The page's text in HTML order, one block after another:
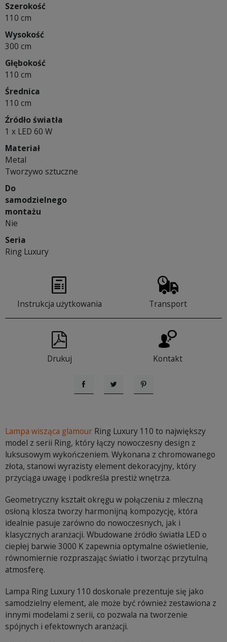
Szerokość
110 cm
Wysokość
300 cm
Głębokość
110 cm
Średnica
110 cm
Źródło światła
1 x LED 60 W
Materiał
Metal
Tworzywo sztuczne
Do
samodzielnego
montażu
Nie
Seria
Ring Luxury
Instrukcja użytkowania Transport
Drukuj Kontakt
UdostępnijTweetujPinterest
Lampa wisząca glamour Ring Luxury 110 to największy
model z serii Ring, który łączy nowoczesny design z
luksusowym wykończeniem. Wykonana z chromowanego
złota, stanowi wyrazisty element dekoracyjny, który
przyciąga uwagę i podkreśla prestiż wnętrza.
Geometryczny kształt okręgu w połączeniu z mleczną
osłoną klosza tworzy harmonijną kompozycję, która
idealnie pasuje zarówno do nowoczesnych, jak i
klasycznych aranżacji. Wbudowane źródło światła LED o
ciepłej barwie 3000 K zapewnia optymalne oświetlenie,
równomiernie rozpraszając światło i tworząc przytulną
atmosferę.
Lampa Ring Luxury 110 doskonale prezentuje się jako
samodzielny element, ale może być również zestawiona z
innymi modelami z serii, co pozwala na tworzenie
spójnych i efektownych aranżacji.